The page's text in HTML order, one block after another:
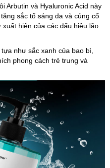
Arbutin và Hyaluronic Acid này
sắc tố sáng da và củng cố
hiện của các dấu hiệu lão
như sắc xanh của bao bì,
phong cách trẻ trung và